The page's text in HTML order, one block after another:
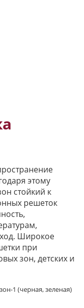
этому
стойкий к
решеток
Широкое
при
зон, детских и
1 (черная, зеленая)